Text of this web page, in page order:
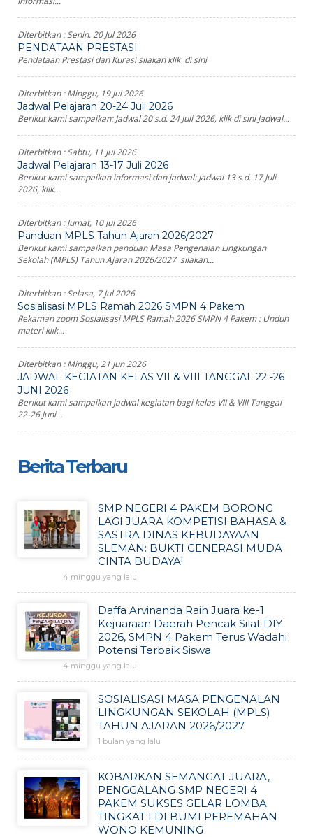
Diterbitkan :Senin, 20 Jul 2026
PENDATAAN PRESTASI
Pendataan Prestasi dan Kurasi silakan klik di sini
Diterbitkan :Minggu, 19 Jul 2026
Jadwal Pelajaran 20-24 Juli 2026
Berikut kami sampaikan: Jadwal 20 s.d. 24 Juli 2026, klik di sini Jadwal...
Diterbitkan :Sabtu, 11 Jul 2026
Jadwal Pelajaran 13-17 Juli 2026
Berikut kami sampaikan informasi dan jadwal: Jadwal 13 s.d. 17 Juli
2026, klik...
Diterbitkan :Jumat, 10 Jul 2026
Panduan MPLS Tahun Ajaran 2026/2027
Berikut kami sampaikan panduan Masa Pengenalan Lingkungan
Sekolah (MPLS) Tahun Ajaran 2026/2027 silakan...
Diterbitkan :Selasa, 7 Jul 2026
Sosialisasi MPLS Ramah 2026 SMPN 4 Pakem
Rekaman zoom Sosialisasi MPLS Ramah 2026 SMPN 4 Pakem : Unduh
materi klik...
Diterbitkan :Minggu, 21 Jun 2026
JADWAL KEGIATAN KELAS VII & VIII TANGGAL 22 -26
JUNI 2026
Berikut kami sampaikan jadwal kegiatan bagi kelas VII & VIII Tanggal
22-26 Juni...
Berita Terbaru
SMP NEGERI 4 PAKEM BORONG
LAGI JUARA KOMPETISI BAHASA &
SASTRA DINAS KEBUDAYAAN
SLEMAN: BUKTI GENERASI MUDA
CINTA BUDAYA!
4 minggu yang lalu
Daffa Arvinanda Raih Juara ke-1
Kejuaraan Daerah Pencak Silat DIY
2026, SMPN 4 Pakem Terus Wadahi
Potensi Terbaik Siswa
4 minggu yang lalu
SOSIALISASI MASA PENGENALAN
LINGKUNGAN SEKOLAH (MPLS)
TAHUN AJARAN 2026/2027
1 bulan yang lalu
KOBARKAN SEMANGAT JUARA,
PENGGALANG SMP NEGERI 4
PAKEM SUKSES GELAR LOMBA
TINGKAT I DI BUMI PEREMAHAN
WONO KEMUNING